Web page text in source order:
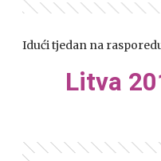
Idući tjedan na
Litva